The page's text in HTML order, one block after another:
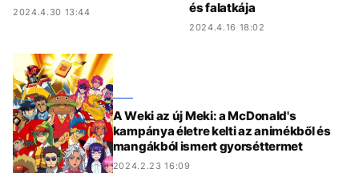
2024.4.30 13:44
és falatkája
2024.4.16 18:02
A Weki az új Meki: a McDonald's
kampánya életre kelti az animékből és
mangákból ismert gyorséttermet
2024.2.23 16:09